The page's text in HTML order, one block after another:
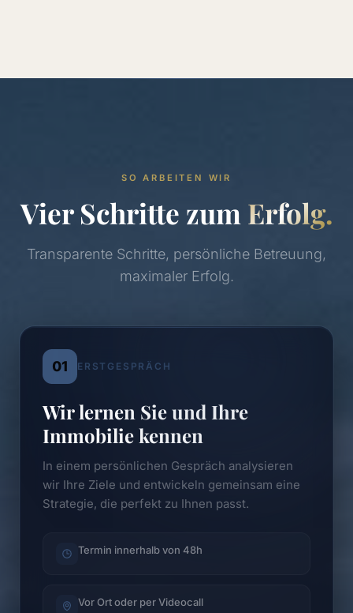
SO ARBEITEN WIR
Vier Schritte zum Erfolg.
Transparente Schritte, persönliche Betreuung,
maximaler Erfolg.
01 ERSTGESPRÄCH
Wir lernen Sie und Ihre
Immobilie kennen
In einem persönlichen Gespräch analysieren
wir Ihre Ziele und entwickeln gemeinsam eine
Strategie, die perfekt zu Ihnen passt.
Termin innerhalb von 48h
Vor Ort oder per Videocall